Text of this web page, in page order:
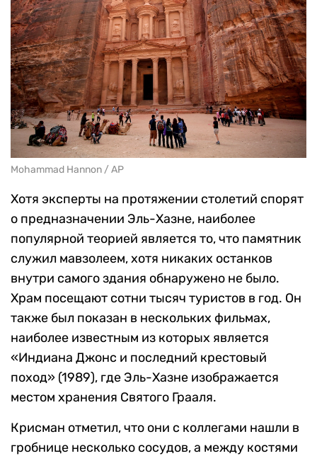
Mohammad Hannon / AP
Хотя эксперты на протяжении столетий спорят
о предназначении Эль-Хазне, наиболее
популярной теорией является то, что памятник
служил мавзолеем, хотя никаких останков
внутри самого здания обнаружено не было.
Храм посещают сотни тысяч туристов в год. Он
также был показан в нескольких фильмах,
наиболее известным из которых является
«Индиана Джонс и последний крестовый
поход» (1989), где Эль-Хазне изображается
местом хранения Святого Грааля.
Крисман отметил, что они с коллегами нашли в
гробнице несколько сосудов, а между костями